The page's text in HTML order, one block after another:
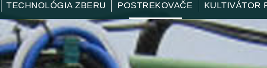
TECHNOLÓGIA ZBERU POSTREKOVAČE KULTIVÁTOR